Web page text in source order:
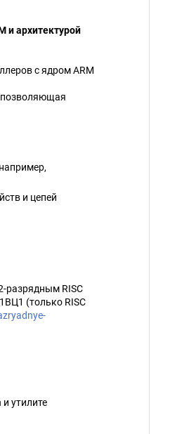
и архитектурой
с ядром ARM
позволяющая
и цепей
разрядным RISC
(только RISC
утилите